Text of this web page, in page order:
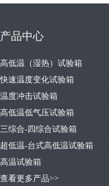
产品中心
高低温（湿热）试验箱
快速温度变化试验箱
温度冲击试验箱
高低温低气压试验箱
三综合-四综合试验箱
超低温-台式高低温试验箱
高温试验箱
查看更多产品>>